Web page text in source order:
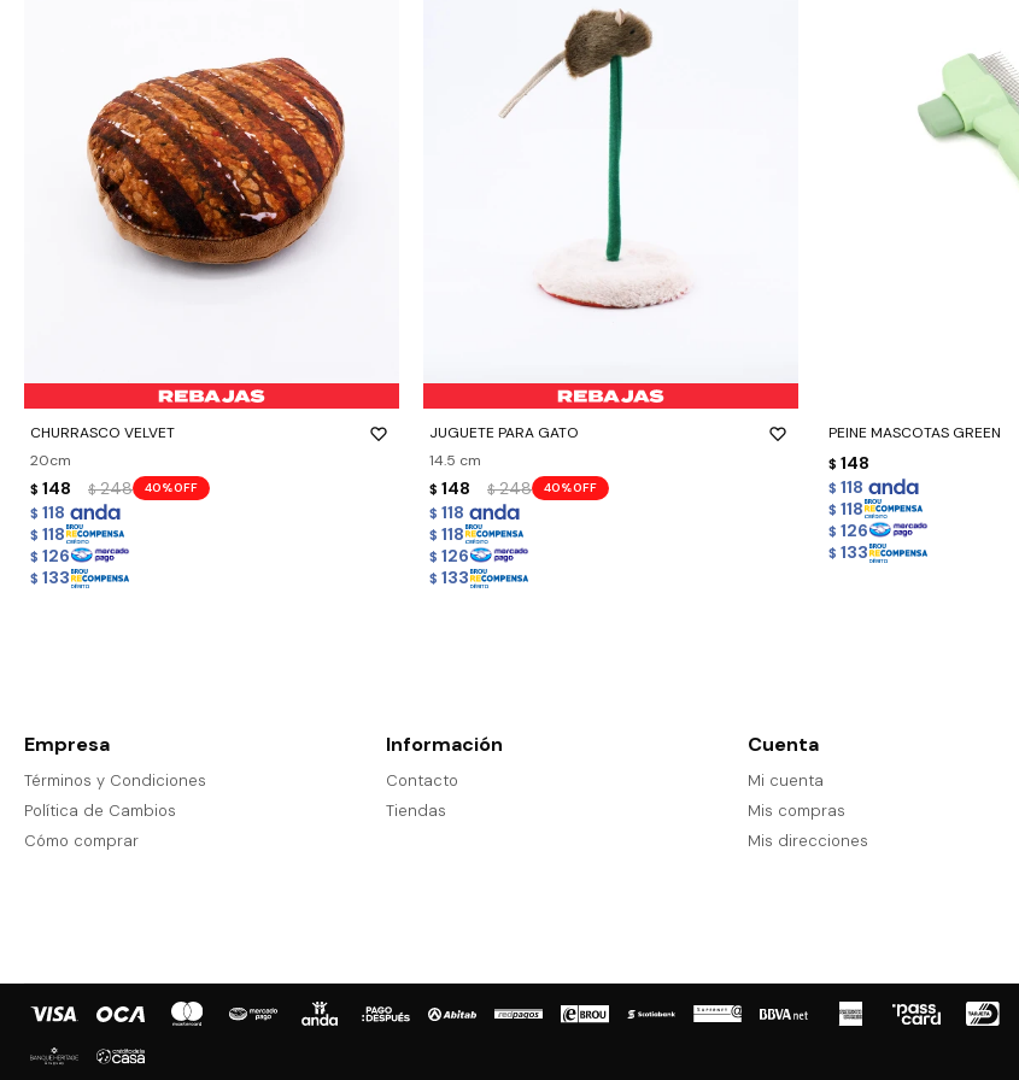
CHURRASCO VELVET
20cm
$ 148 $ 248 40
$ 118
$ 118
$ 126
$ 133
- +
JUGUETE PARA GATO
14.5 cm
$ 148 $ 248 40
$ 118
$ 118
$ 126
$ 133
- +
PEINE MASCOTAS GREEN
$ 148
$ 118
$ 118
$ 126
$ 133
Empresa
Términos y Condiciones
Política de Cambios
Cómo comprar
Información
Contacto
Tiendas
Cuenta
Mi cuenta
Mis compras
Mis direcciones